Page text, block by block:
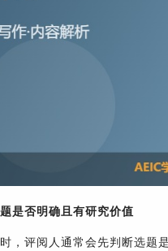
是否明确且有研究价值
，评阅人通常会先判断选题